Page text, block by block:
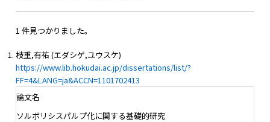
1 件見つかりました。
枝重,有祐 (エダシゲ,ユウスケ)
https://www.lib.hokudai.ac.jp/dissertations/list/?
FF=4&LANG=ja&ACCN=1101702413
論文名
ソルボリシスパルプ化に関する基礎的研究